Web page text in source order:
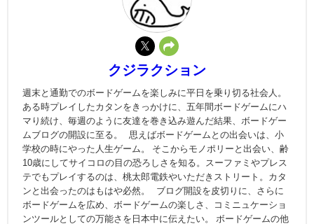
クジラクション
週末と通勤でのボードゲームを楽しみに平日を乗り切る社会人。
ある時プレイしたカタンをきっかけに、五年間ボードゲームにハ
マり続け、毎週のように友達を巻き込み遊んだ結果、ボードゲー
ムブログの開設に至る。 思えばボードゲームとの出会いは、小
学校の時にやった人生ゲーム。 そこからモノポリーと出会い、齢
10歳にしてサイコロの目の恐ろしさを知る。スーファミやプレス
テでもプレイするのは、桃太郎電鉄やいただきストリート。カタ
ンと出会ったのはもはや必然。 ブログ開設を皮切りに、さらに
ボードゲームを広め、ボードゲームの楽しさ、コミニュケーショ
ンツールとしての万能さを日本中に伝えたい。 ボードゲームの他